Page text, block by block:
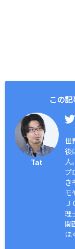
この
Tat
世
後
人。
プ
き
モ
Ｊ
理
関
ほ